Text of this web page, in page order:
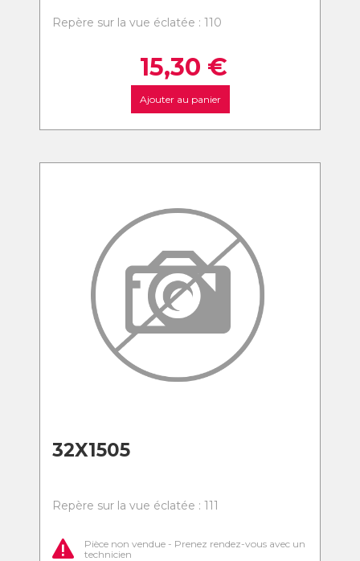
Repère sur la vue éclatée : 110
15,30 €
Ajouter au panier
32X1505
Repère sur la vue éclatée : 111
Pièce non vendue - Prenez rendez-vous avec un
technicien